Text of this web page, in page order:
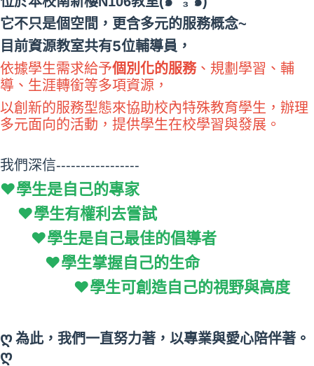
它不只是個空間，更含多元的服務概念~
目前資源教室共有5位輔導員，
依據學生需求給予個別化的服務、規劃學習、輔
導、生涯轉銜等多項資源，
以創新的服務型態來協助校內特殊教育學生，辦理
多元面向的活動，提供學生在校學習與發展。
我們深信-----------------
❤學生是自己的專家
❤學生有權利去嘗試
❤學生是自己最佳的倡導者
❤學生掌握自己的生命
❤學生可創造自己的視野與高度
ღ 為此，我們一直努力著，以專業與愛心陪伴著。
ღ